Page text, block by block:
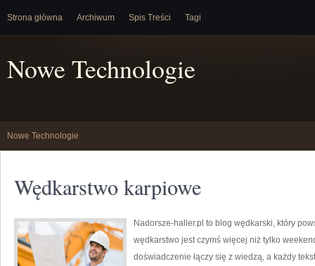
Strona główna Archiwum Spis Treści Tagi
Nowe Technologie
Nowe Technologie
Wędkarstwo karpiowe
Nadorsze-haller.pl to blog wędkarski, który
wędkarstwo jest czymś więcej niż tylko
doświadczenie łączy się z wiedzą, a każdy